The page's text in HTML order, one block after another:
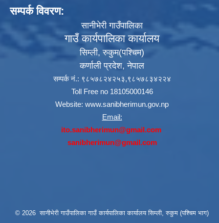
सम्पर्क विवरण:
सानीभेरी गाउँपालिका
गाउँ कार्यपालिका कार्यालय
सिम्ली, रुकुम(पश्‍चिम)
कर्णाली प्रदेश, नेपाल
सम्पर्क नं.: ९८५७८२४२५३,९८५७८३४२२४
Toll Free no 18105000146
Website: www.sanibherimun.gov.np
Email:
ito.sanibherimun@gmail.com
sanibherimun@gmail.com
© 2026 सानीभेरी गाउँपालिका गाउँ कार्यपालिका कार्यालय सिम्ली, रुकुम (पश्चिम भाग)